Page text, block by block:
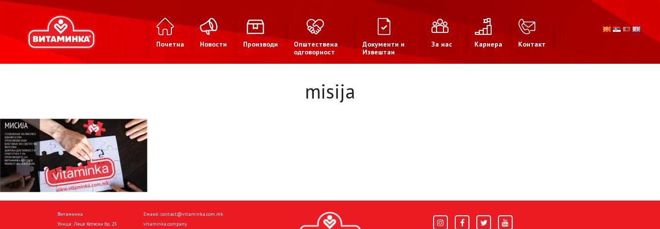
Почетна Новости Производи
Општествена
одговорност
Документи и
Извештаи
За нас Кариера Контакт
misija
Витаминка
Улица: Леце Котески бр. 23
Емаил: contact@vitaminka.com.mk
vitaminka.company